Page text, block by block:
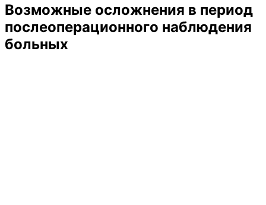
Возможные осложнения в период
послеоперационного наблюдения
больных